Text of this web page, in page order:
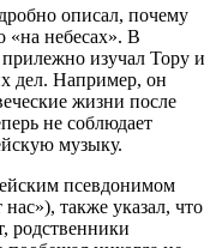
описал, почему
«на небесах». В
изучал Тору и
дел. Например, он
жизни после
не соблюдает
музыку.
псевдонимом
также указал, что
родственники